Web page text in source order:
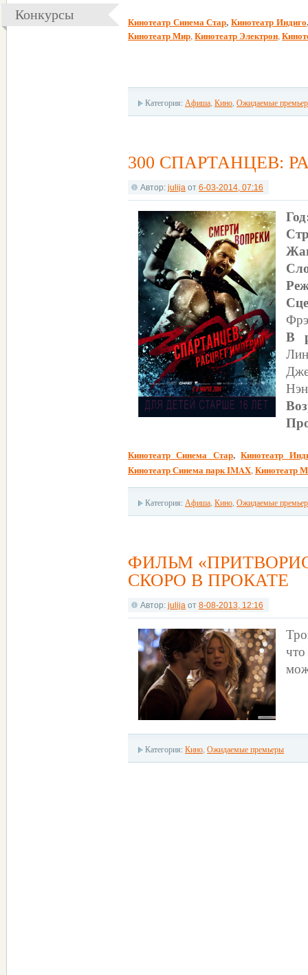
Конкурсы Кинотеатр Синема Стар,Кинотеатр Индиго
Кинотеатр Мир,Кинотеатр Электрон,
Категория: Афиша, Кино, Ожидаемые
300 СПАРТАНЦЕВ:
Автор: julija от 6-03-2014, 07:16
В
Кинотеатр Синема Стар,Кинотеатр
Кинотеатр Синема парк IMAX,Кинотеатр
Категория: Афиша, Кино, Ожидаемые
ФИЛЬМ
СКОРО В ПРОКАТЕ
Автор: julija от 8-08-2013, 12:16
Категория: Кино, Ожидаемые премьеры